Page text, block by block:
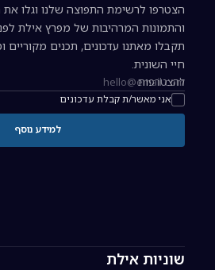
שוניות אילת
הצטרפו לרשימת התפוצה שלנו וגלו את
והתמונות המרהיבות של מפרץ אילת
תקבלו מאתנו עדכונים, תכנים מקוריים
חיי השונית.
כתובת אימייל להרשמה לניוזלטר
אני מאשר/ת קבלת עדכונים
להצטרפות
למידע נוסף